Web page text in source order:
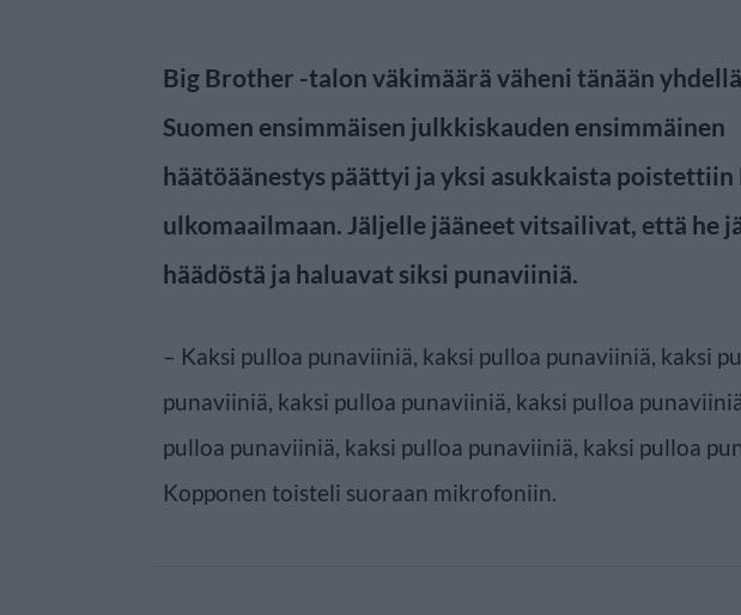
Big Brother -talon väkimäärä väheni tänään
Suomen ensimmäisen julkkiskauden ensimmäinen
häätöäänestys päättyi ja yksi asukkaista
ulkomaailmaan. Jäljelle jääneet vitsailivat, että he
häädöstä ja haluavat siksi punaviiniä.
– Kaksi pulloa punaviiniä, kaksi pulloa punaviiniä, kaksi
punaviiniä, kaksi pulloa punaviiniä, kaksi pulloa
pulloa punaviiniä, kaksi pulloa punaviiniä, kaksi pulloa
Kopponen toisteli suoraan mikrofoniin.